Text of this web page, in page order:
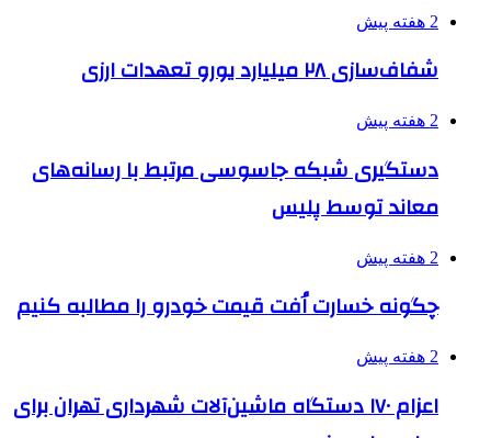
2 هفته پیش
شفاف‌سازی ۲۸ میلیارد یورو تعهدات ارزی
2 هفته پیش
دستگیری شبکه جاسوسی مرتبط با رسانه‌های
معاند توسط پلیس
2 هفته پیش
چگونه خسارت اُفت قیمت خودرو را مطالبه کنیم
2 هفته پیش
اعزام ۱۷۰ دستگاه ماشین‌آلات شهرداری تهران برای